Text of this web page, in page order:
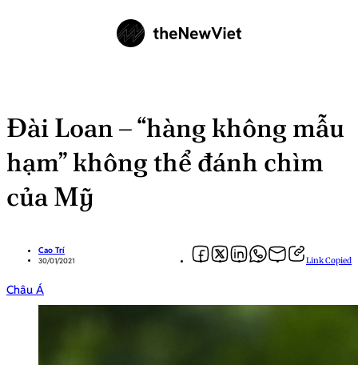
Đài Loan – “hàng không mẫu
hạm” không thể đánh chìm
của Mỹ
Cao Trí
30/01/2021 Link Copied
Châu Á